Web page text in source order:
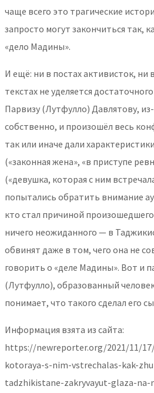
чаще всего это трагические
запросто могут закончиться так,
«дело Мадины».
И ещё: ни в постах активисток, ни
текстах не уделяется
Парвизу (Лутфулло) Давлятову,
собственно, и произошёл весь
так или иначе дали
(«законная жена», «в приступе
(«девушка, которая с ним
попытались обратить внимание
кто стал причиной
ничего неожиданного — в
обвинят даже в том, чего она не
говорить о «деле Мадины». Вот и
(Лутфулло), образованный
понимает, что такого сделал его
Информация взята из сайта:
https://newreporter.org/2021/11/
kotoraya-s-nim-vstrechalas-kak-
tadzhikistane-zakryvayut-glaza-